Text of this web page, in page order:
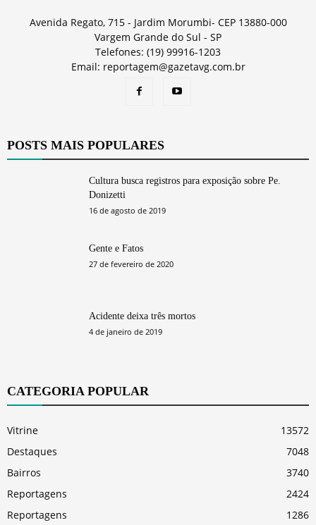
Avenida Regato, 715 - Jardim Morumbi- CEP 13880-000
Vargem Grande do Sul - SP
Telefones: (19) 99916-1203
Email: reportagem@gazetavg.com.br
POSTS MAIS POPULARES
Cultura busca registros para exposição sobre Pe.
Donizetti
16 de agosto de 2019
Gente e Fatos
27 de fevereiro de 2020
Acidente deixa três mortos
4 de janeiro de 2019
CATEGORIA POPULAR
Vitrine
13572
Destaques
7048
Bairros
3740
Reportagens
2424
Reportagens
1286